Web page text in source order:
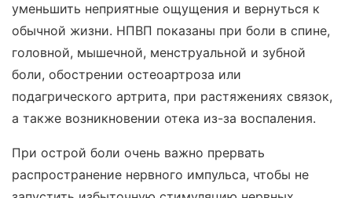
уменьшить неприятные ощущения и вернуться к
обычной жизни. НПВП показаны при боли в спине,
головной, мышечной, менструальной и зубной
боли, обострении остеоартроза или
подагрического артрита, при растяжениях связок,
а также возникновении отека из-за воспаления.
При острой боли очень важно прервать
распространение нервного импульса, чтобы не